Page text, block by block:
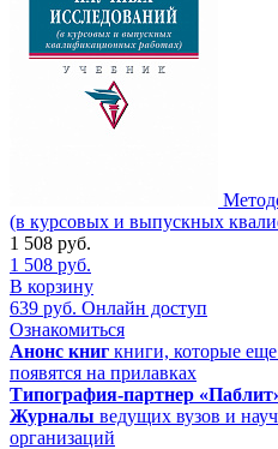
(в курсовых и выпускных
1 508 руб.
1 508 руб.
В корзину
639 руб. Онлайн доступ
Ознакомиться
Анонс книг книги, которые
появятся на прилавках
Типография-партнер
Журналы ведущих вузов и
организаций